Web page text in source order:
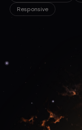
Responsive